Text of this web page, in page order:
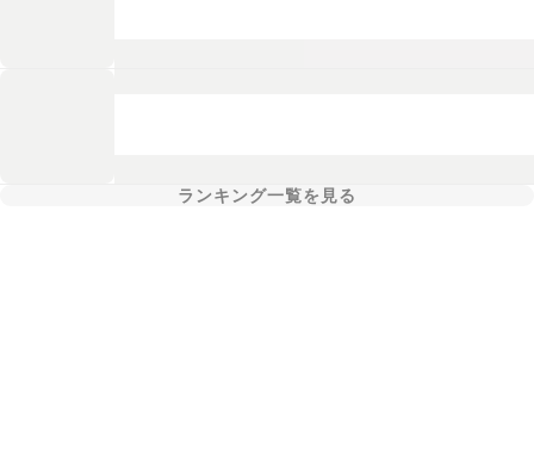
ランキング一覧を見る